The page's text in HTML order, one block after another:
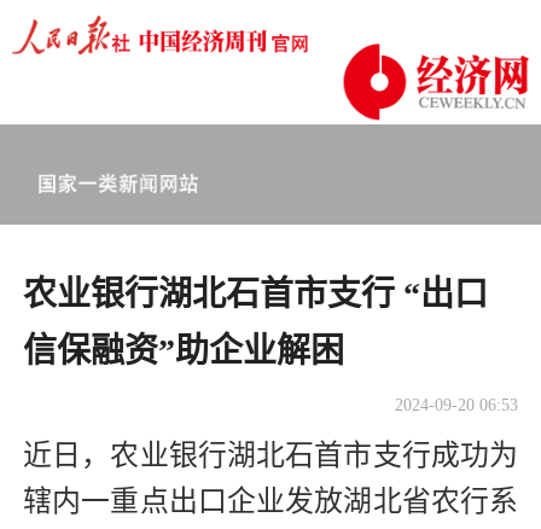
农业银行湖北石首市支行 “出口
信保融资”助企业解困
2024-09-20 06:53
近日，农业银行湖北石首市支行成功为
辖内一重点出口企业发放湖北省农行系